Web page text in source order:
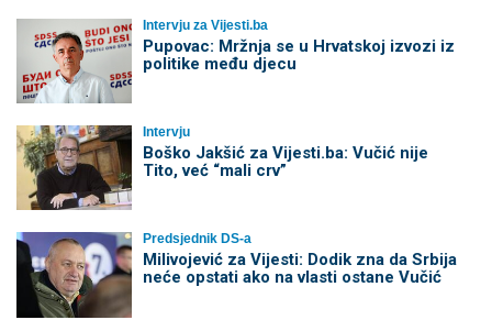
Intervju za Vijesti.ba
Pupovac: Mržnja se u Hrvatskoj izvozi iz
politike među djecu
Intervju
Boško Jakšić za Vijesti.ba: Vučić nije
Tito, već “mali crv”
Predsjednik DS-a
Milivojević za Vijesti: Dodik zna da Srbija
neće opstati ako na vlasti ostane Vučić